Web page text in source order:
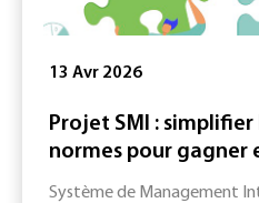
13 Avr 2026
Projet SMI :
normes pour gagner
Système de Management